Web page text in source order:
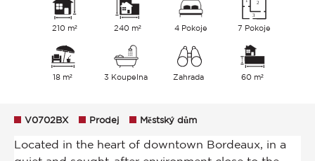
210 m² 240 m² 4 Pokoje 7 Pokoje
18 m² 3 Koupelna Zahrada 60 m²
V0702BX Prodej Městský dům